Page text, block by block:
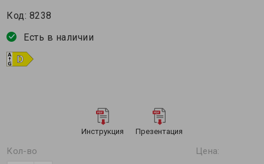
Код: 8238
Есть в наличии
Инструкция Презентация
Кол-во Цена: